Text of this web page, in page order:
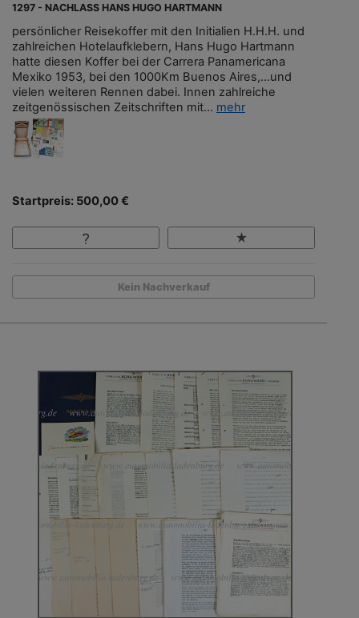
1297 - NACHLASS HANS HUGO HARTMANN
persönlicher Reisekoffer mit den Initialien H.H.H. und
zahlreichen Hotelaufklebern, Hans Hugo Hartmann
hatte diesen Koffer bei der Carrera Panamericana
Mexiko 1953, bei den 1000Km Buenos Aires,...und
vielen weiteren Rennen dabei. Innen zahlreiche
zeitgenössischen Zeitschriften mit... mehr
Startpreis: 500,00 €
Kein Nachverkauf